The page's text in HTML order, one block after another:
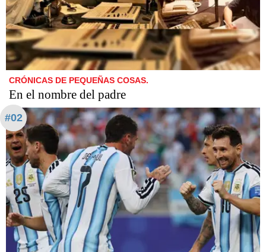
CRÓNICAS DE PEQUEÑAS COSAS.
En el nombre del padre
#02